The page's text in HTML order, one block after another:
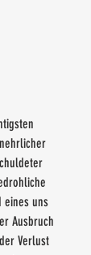
eines uns
Ausbruch
Verlust